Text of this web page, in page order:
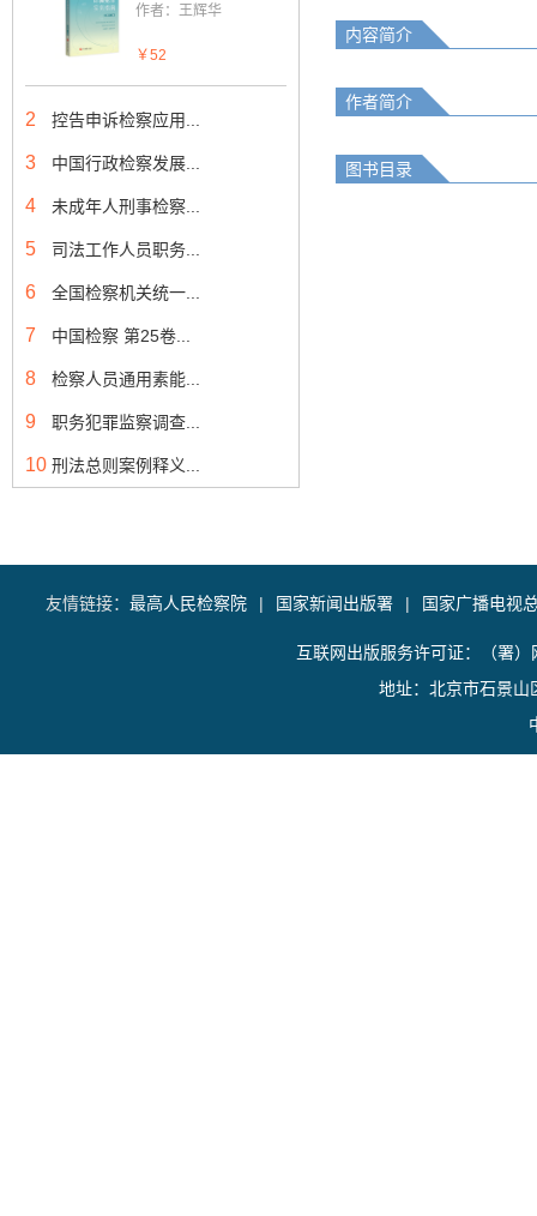
作者：王辉华
￥52
2 控告申诉检察应用...
3 中国行政检察发展...
4 未成年人刑事检察...
5 司法工作人员职务...
6 全国检察机关统一...
7 中国检察 第25卷...
8 检察人员通用素能...
9 职务犯罪监察调查...
10 刑法总则案例释义...
内容简介
作者简介
图书目录
友情链接： 最高人民检察院 | 国家新闻出版署 | 国家广播电视
互联网出版服务许可证：（署
地址：北京市石景